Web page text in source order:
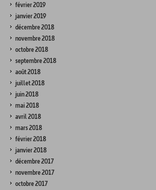
février 2019
janvier 2019
décembre 2018
novembre 2018
octobre 2018
septembre 2018
août 2018
juillet 2018
juin 2018
mai 2018
avril 2018
mars 2018
février 2018
janvier 2018
décembre 2017
novembre 2017
octobre 2017